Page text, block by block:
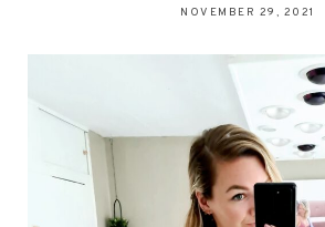
NOVEMBER 29, 2021